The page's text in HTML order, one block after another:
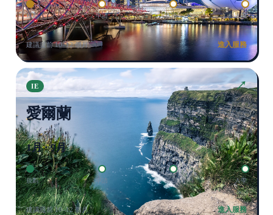
規劃 申請 簽證 入學
建議提前 10–12 個月 進入服務
IE ↗
愛爾蘭
常見入學季
1月 · 9月
規劃 申請 簽證 入學
建議提前 10–12 個月 進入服務